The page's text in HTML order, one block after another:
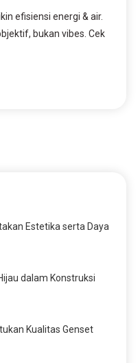
efisiensi energi & air.
bukan vibes. Cek
Estetika serta Daya
dalam Konstruksi
Kualitas Genset